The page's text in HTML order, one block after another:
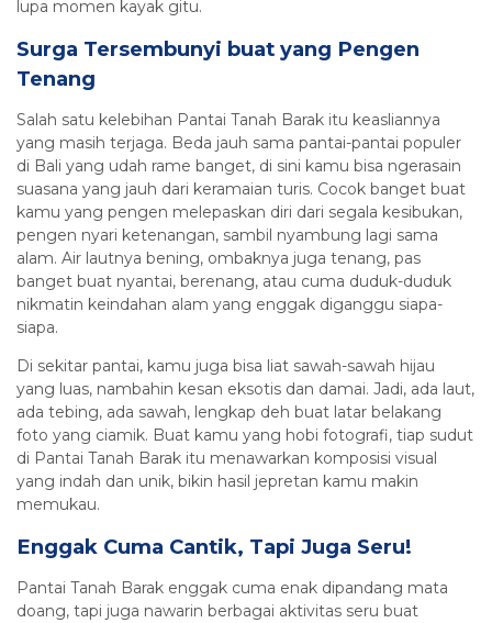
lupa momen kayak gitu.
Surga Tersembunyi buat yang Pengen
Tenang
Salah satu kelebihan Pantai Tanah Barak itu keasliannya
yang masih terjaga. Beda jauh sama pantai-pantai populer
di Bali yang udah rame banget, di sini kamu bisa ngerasain
suasana yang jauh dari keramaian turis. Cocok banget buat
kamu yang pengen melepaskan diri dari segala kesibukan,
pengen nyari ketenangan, sambil nyambung lagi sama
alam. Air lautnya bening, ombaknya juga tenang, pas
banget buat nyantai, berenang, atau cuma duduk-duduk
nikmatin keindahan alam yang enggak diganggu siapa-
siapa.
Di sekitar pantai, kamu juga bisa liat sawah-sawah hijau
yang luas, nambahin kesan eksotis dan damai. Jadi, ada laut,
ada tebing, ada sawah, lengkap deh buat latar belakang
foto yang ciamik. Buat kamu yang hobi fotografi, tiap sudut
di Pantai Tanah Barak itu menawarkan komposisi visual
yang indah dan unik, bikin hasil jepretan kamu makin
memukau.
Enggak Cuma Cantik, Tapi Juga Seru!
Pantai Tanah Barak enggak cuma enak dipandang mata
doang, tapi juga nawarin berbagai aktivitas seru buat